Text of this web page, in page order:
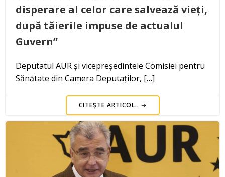
disperare al celor care salvează vieți,
după tăierile impuse de actualul
Guvern”
Deputatul AUR și vicepreședintele Comisiei pentru
Sănătate din Camera Deputaților, […]
CITEȘTE ARTICOL..